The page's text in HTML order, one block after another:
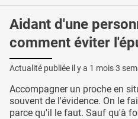
Aidant d'une
comment éviter
Actualité publiée il y a 1 mois 3
Accompagner un proche en
souvent de l'évidence. On le
parce qu'il le faut. Sauf qu'à